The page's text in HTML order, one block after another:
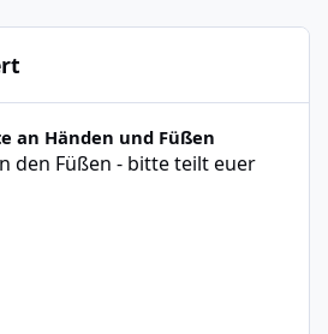
an Händen und Füßen
den Füßen - bitte teilt euer